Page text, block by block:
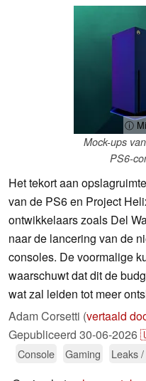
ⓘ
Mock-ups
PS6-
Het tekort aan
van de PS6 en Project
ontwikkelaars zoals Del
naar de lancering van de
consoles. De voormalige
waarschuwt dat dit de
wat zal leiden tot meer
Adam Corsetti (vertaald
Gepubliceerd 30-06-2026
Console Gaming Leaks